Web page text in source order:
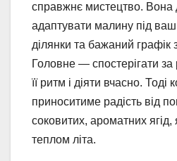
справжнє мистецтво. Вона
адаптувати малину під ваш
ділянки та бажаний
Головне — спостерігати
її ритм і діяти вчасно. Тоді
приноситиме радість від
соковитих, ароматних ягід,
теплом літа.